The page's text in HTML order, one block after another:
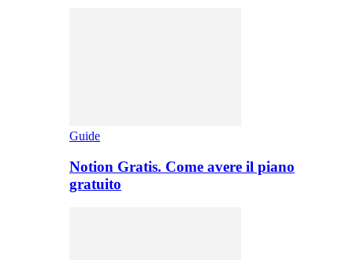
Guide
Notion Gratis. Come avere il piano
gratuito